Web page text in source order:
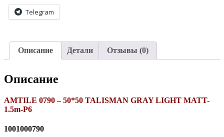
Telegram
Описание Детали Отзывы (0)
Описание
AMTILE 0790 – 50*50 TALISMAN GRAY LIGHT MATT-
1.5m-P6
1001000790